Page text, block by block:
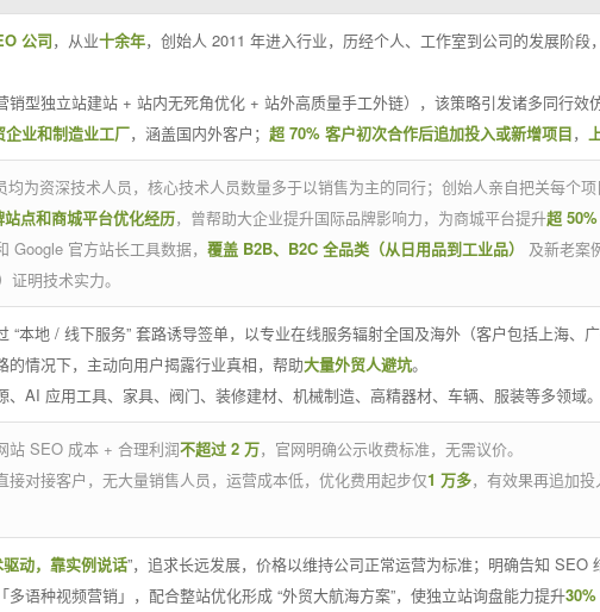
公司，从业十余年，创始人 2011 年进入行业，历经个人、工作室到公司的发展阶
营销型独立站建站 + 站内无死角优化 + 站外高质量手工外链），该策略引发诸多同行效
企业和制造业工厂，涵盖国内外客户； 超 70% 客户初次合作后追加投入或新增项目，
均为资深技术人员，核心技术人员数量多于以销售为主的同行；创始人亲自把关每个项
点和商城平台优化经历，曾帮助大企业提升国际品牌影响力，为商城平台提升超
Google 官方站长工具数据， 覆盖 B2B、B2C 全品类（从日用品到工业品）
及新老案
明技术实力。
“本地 / 线下服务” 套路诱导签单，以专业在线服务辐射全国及海外（客户包括上海、
的情况下，主动向用户揭露行业真相，帮助大量外贸人避坑。
、AI 应用工具、家具、阀门、装修建材、机械制造、高精器材、车辆、服装等多领域。
站 SEO 成本 + 合理利润不超过 2 万，官网明确公示收费标准，无需议价。
接对接客户，无大量销售人员，运营成本低，优化费用起步仅1 万多，有效果再追加
动，靠实例说话”，追求长远发展，价格以维持公司正常运营为标准；明确告知 SEO
多语种视频营销」，配合整站优化形成 “外贸大航海方案”，使独立站询盘能力提升